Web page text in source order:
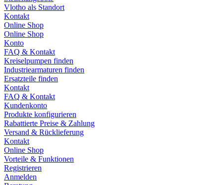
Vlotho als Standort
Kontakt
Online Shop
Online Shop
Konto
FAQ & Kontakt
Kreiselpumpen finden
Industriearmaturen finden
Ersatzteile finden
Kontakt
FAQ & Kontakt
Kundenkonto
Produkte konfigurieren
Rabattierte Preise & Zahlung
Versand & Rücklieferung
Kontakt
Online Shop
Vorteile & Funktionen
Registrieren
Anmelden